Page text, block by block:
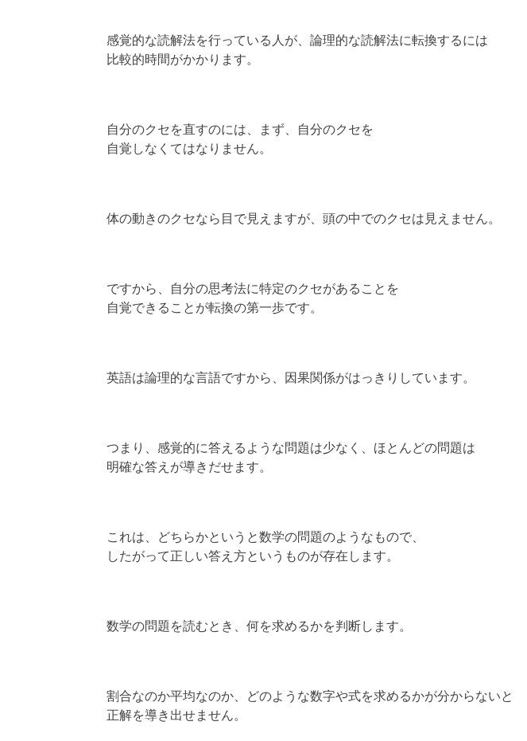
感覚的な読解法を行っている人が、論理的な読解法に転換するには
比較的時間がかかります。
自分のクセを直すのには、まず、自分のクセを
自覚しなくてはなりません。
体の動きのクセなら目で見えますが、頭の中でのクセは見えません。
ですから、自分の思考法に特定のクセがあることを
自覚できることが転換の第一歩です。
英語は論理的な言語ですから、因果関係がはっきりしています。
つまり、感覚的に答えるような問題は少なく、ほとんどの問題は
明確な答えが導きだせます。
これは、どちらかというと数学の問題のようなもので、
したがって正しい答え方というものが存在します。
数学の問題を読むとき、何を求めるかを判断します。
割合なのか平均なのか、どのような数字や式を求めるかが分からないと
正解を導き出せません。